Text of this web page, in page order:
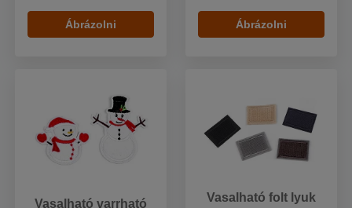
Ábrázolni Ábrázolni
Vasalható varrható
Vasalható folt lyuk